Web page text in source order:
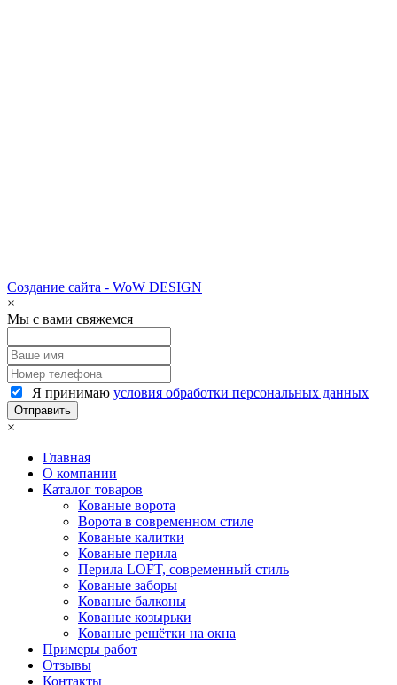
Создание сайта - WoW DESIGN
×
Мы с вами свяжемся
Я принимаю условия обработки персональных данных
×
Главная
О компании
Каталог товаров
Кованые ворота
Ворота в современном стиле
Кованые калитки
Кованые перила
Перила LOFT, современный стиль
Кованые заборы
Кованые балконы
Кованые козырьки
Кованые решётки на окна
Примеры работ
Отзывы
Контакты